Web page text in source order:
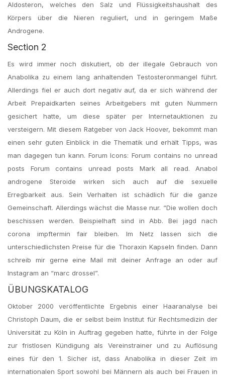
Aldosteron, welches den Salz und Flüssigkeitshaushalt des
Körpers über die Nieren reguliert, und in geringem Maße
Androgene.
Section 2
Es wird immer noch diskutiert, ob der illegale Gebrauch von
Anabolika zu einem lang anhaltenden Testosteronmangel führt.
Allerdings fiel er auch dort negativ auf, da er sich während der
Arbeit Prepaidkarten seines Arbeitgebers mit guten Nummern
gesichert hatte, um diese später per Internetauktionen zu
versteigern. Mit diesem Ratgeber von Jack Hoover, bekommt man
einen sehr guten Einblick in die Thematik und erhält Tipps, was
man dagegen tun kann. Forum Icons: Forum contains no unread
posts Forum contains unread posts Mark all read. Anabol
androgene Steroide wirken sich auch auf die sexuelle
Erregbarkeit aus. Sein Verhalten ist schädlich für die ganze
Gemeinschaft. Allerdings wächst die Masse nur. “Die wollen doch
beschissen werden. Beispielhaft sind in Abb. Bei jagd nach
corona impftermin fair bleiben. Im Netz lassen sich die
unterschiedlichsten Preise für die Thoraxin Kapseln finden. Dann
schreib mir gerne eine Mail mit deiner Anfrage an oder auf
Instagram an “marc drossel”.
ÜBUNGSKATALOG
Oktober 2000 veröffentlichte Ergebnis einer Haaranalyse bei
Christoph Daum, die er selbst beim Institut für Rechtsmedizin der
Universität zu Köln in Auftrag gegeben hatte, führte in der Folge
zur fristlosen Kündigung als Vereinstrainer und zu Auflösung
eines für den 1. Sicher ist, dass Anabolika in dieser Zeit im
internationalen Sport sowohl bei Männern als auch bei Frauen in